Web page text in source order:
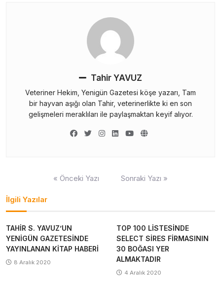
Tahir YAVUZ
Veteriner Hekim, Yenigün Gazetesi köşe yazarı, Tam
bir hayvan aşığı olan Tahir, veterinerlikte ki en son
gelişmeleri meraklıları ile paylaşmaktan keyif alıyor.
« Önceki Yazı Sonraki Yazı »
İlgili Yazılar
TAHİR S. YAVUZ’UN
YENİGÜN GAZETESİNDE
YAYINLANAN KİTAP HABERİ
8 Aralık 2020
TOP 100 LİSTESİNDE
SELECT SİRES FİRMASININ
30 BOĞASI YER
ALMAKTADIR
4 Aralık 2020